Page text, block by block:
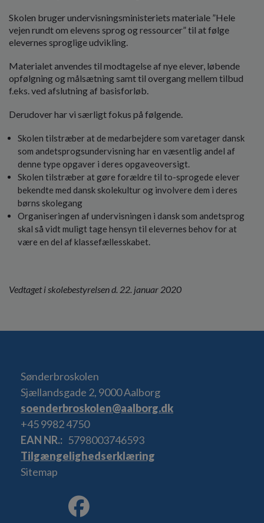
Skolen bruger undervisningsministeriets materiale ”Hele
vejen rundt om elevens sprog og ressourcer” til at følge
elevernes sproglige udvikling.
Materialet anvendes til modtagelse af nye elever, løbende
opfølgning og målsætning samt til overgang mellem tilbud
f.eks. ved afslutning af basisforløb.
Derudover har vi særligt fokus på følgende.
Skolen tilstræber at de medarbejdere som varetager dansk
som andetsprogsundervisning har en væsentlig andel af
denne type opgaver i deres opgaveoversigt.
Skolen tilstræber at gøre forældre til to-sprogede elever
bekendte med dansk skolekultur og involvere dem i deres
børns skolegang
Organiseringen af undervisningen i dansk som andetsprog
skal så vidt muligt tage hensyn til elevernes behov for at
være en del af klassefællesskabet.
Vedtaget i skolebestyrelsen d. 22. januar 2020
Sønderbroskolen
Sjællandsgade 2, 9000 Aalborg
soenderbroskolen@aalborg.dk
+45 9982 4750
EAN NR.
5798003746593
Tilgængelighedserklæring
Sitemap